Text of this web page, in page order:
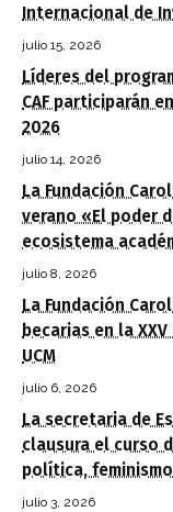
Internacional de
julio 15, 2026
Líderes del
CAF participarán
2026
julio 14, 2026
La Fundación
verano «El poder
ecosistema
julio 8, 2026
La Fundación
becarias en la
UCM
julio 6, 2026
La secretaria de
clausura el curso
política,
julio 3, 2026